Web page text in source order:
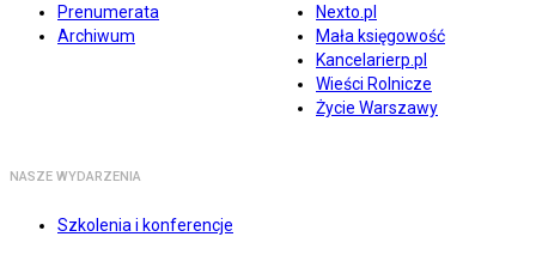
Prenumerata
Archiwum
Nexto.pl
Mała księgowość
Kancelarierp.pl
Wieści Rolnicze
Życie Warszawy
NASZE WYDARZENIA
Szkolenia i konferencje